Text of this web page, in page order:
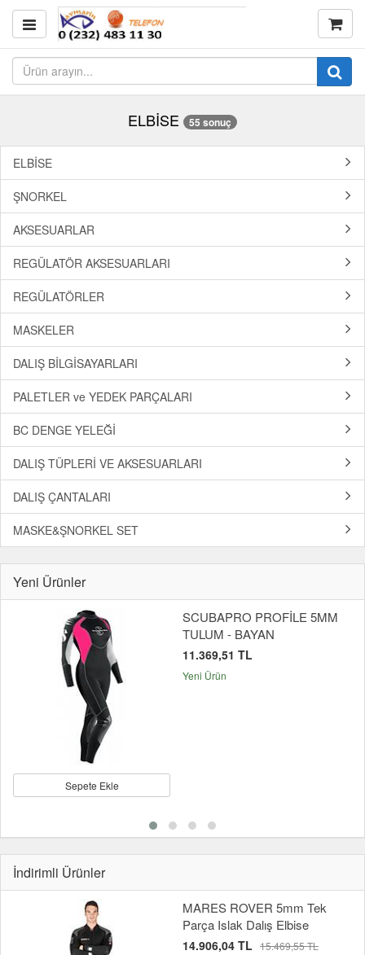
ELBİSE 55 sonuç
ELBİSE
ŞNORKEL
AKSESUARLAR
REGÜLATÖR AKSESUARLARI
REGÜLATÖRLER
MASKELER
DALIŞ BİLGİSAYARLARI
PALETLER ve YEDEK PARÇALARI
BC DENGE YELEĞİ
DALIŞ TÜPLERİ VE AKSESUARLARI
DALIŞ ÇANTALARI
MASKE&ŞNORKEL SET
Yeni Ürünler
Sepete Ekle
SCUBAPRO PROFİLE 5MM
TULUM - BAYAN
11.369,51 TL
Yeni Ürün
İndirimli Ürünler
MARES ROVER 5mm Tek
Parça Islak Dalış Elbise
14.906,04 TL 15.469,55 TL